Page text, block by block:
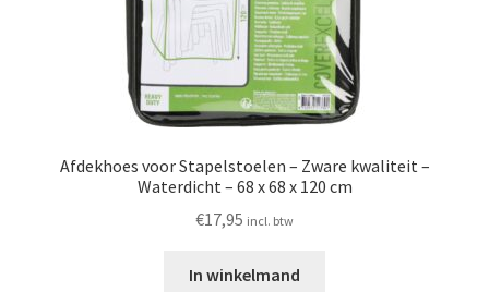
Afdekhoes voor Stapelstoelen – Zware kwaliteit –
Waterdicht – 68 x 68 x 120 cm
€17,95 incl. btw
In winkelmand